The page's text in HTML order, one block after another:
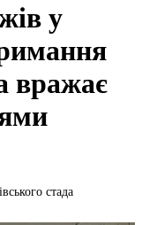
у
вражає
стада